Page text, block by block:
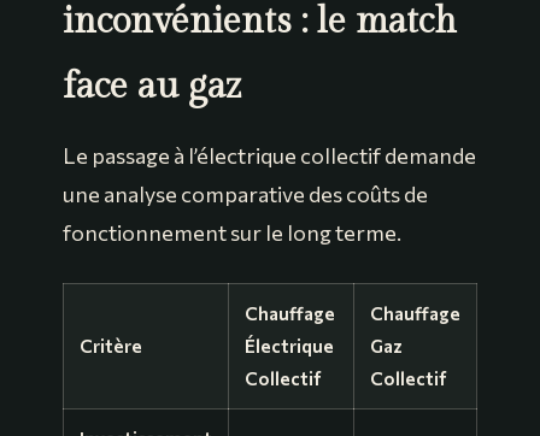
inconvénients : le match
face au gaz
Le passage à l’électrique collectif demande
une analyse comparative des coûts de
fonctionnement sur le long terme.
Critère
Chauffage
Électrique
Collectif
Chauffage
Gaz
Collectif